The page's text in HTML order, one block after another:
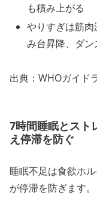
も積み上がる
やりすぎは筋
み台昇降、ダン
出典：WHOガイド
7時間睡眠とスト
え停滞を防ぐ
睡眠不足は食欲ホ
が停滞を防ぎます。